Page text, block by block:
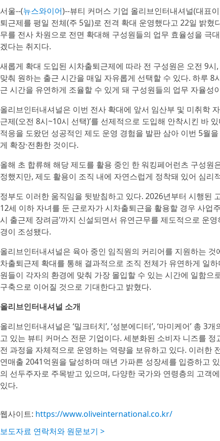
서울--(뉴스와이어)--뷰티 커머스 기업 올리브인터내셔널(대표
퇴근제를 평일 전체(주 5일)로 전격 확대 운영했다고 22일 밝
무를 전사 차원으로 전면 확대해 구성원들의 업무 효율성을 극
겠다는 취지다.
새롭게 확대 도입된 시차출퇴근제에 따라 전 구성원은 오전 9
맞춰 원하는 출근 시간을 매일 자유롭게 선택할 수 있다. 하루
근 시간을 유연하게 조율할 수 있게 돼 구성원들의 업무 자율성
올리브인터내셔널은 이번 전사 확대에 앞서 임산부 및 미취학
근제(오전 8시~10시 선택)’를 선제적으로 도입해 안착시킨 바
적응을 도왔던 성공적인 제도 운영 경험을 발판 삼아 이번 5월
게 확장·전환한 것이다.
올해 초 합류해 해당 제도를 활용 중인 한 워킹페어런츠 구성
정했지만, 제도 활용이 조직 내에 자연스럽게 정착돼 있어 심리
정부도 이러한 움직임을 뒷받침하고 있다. 2026년부터 시행된
12세 이하 자녀를 둔 근로자가 시차출퇴근을 활용할 경우 사업
시 출근제 장려금’까지 신설되면서 유연근무를 제도적으로 운
경이 조성됐다.
올리브인터내셔널은 육아 중인 임직원의 커리어를 지원하는
차출퇴근제 확대를 통해 결과적으로 조직 전체가 유연하게 일
원들이 각자의 환경에 맞춰 가장 몰입할 수 있는 시간에 일함
구축으로 이어질 것으로 기대한다고 밝혔다.
올리브인터내셔널 소개
올리브인터내셔널은 ‘밀크터치’, ‘성분에디터’, ‘마미케어’ 총
고 있는 뷰티 커머스 전문 기업이다. 세분화된 소비자 니즈를
전 과정을 자체적으로 운영하는 역량을 보유하고 있다. 이러한
연매출 2041억원을 달성하며 매년 가파른 성장세를 입증하고
의 선두주자로 주목받고 있으며, 다양한 국가와 연령층의 고객
있다.
웹사이트: https://www.oliveinternational.co.kr/
보도자료 연락처와 원문보기 >